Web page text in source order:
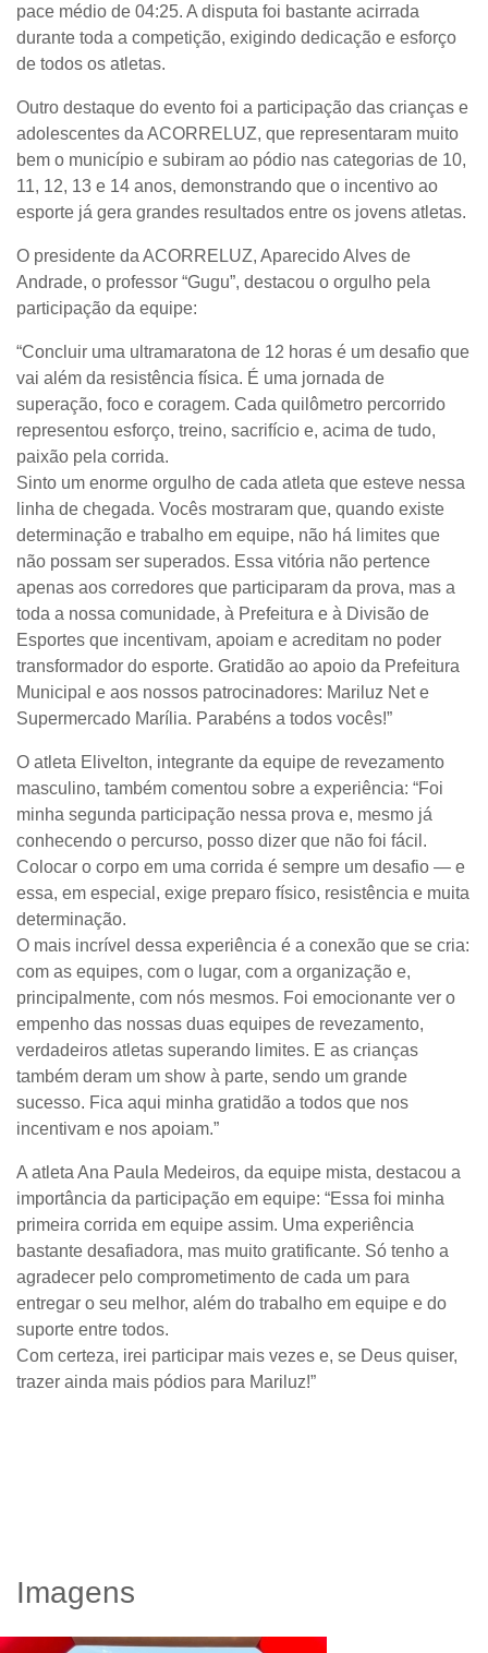
pace médio de 04:25. A disputa foi bastante acirrada
durante toda a competição, exigindo dedicação e esforço
de todos os atletas.
Outro destaque do evento foi a participação das crianças e
adolescentes da ACORRELUZ, que representaram muito
bem o município e subiram ao pódio nas categorias de 10,
11, 12, 13 e 14 anos, demonstrando que o incentivo ao
esporte já gera grandes resultados entre os jovens atletas.
O presidente da ACORRELUZ, Aparecido Alves de
Andrade, o professor “Gugu”, destacou o orgulho pela
participação da equipe:
“Concluir uma ultramaratona de 12 horas é um desafio que
vai além da resistência física. É uma jornada de
superação, foco e coragem. Cada quilômetro percorrido
representou esforço, treino, sacrifício e, acima de tudo,
paixão pela corrida.
Sinto um enorme orgulho de cada atleta que esteve nessa
linha de chegada. Vocês mostraram que, quando existe
determinação e trabalho em equipe, não há limites que
não possam ser superados. Essa vitória não pertence
apenas aos corredores que participaram da prova, mas a
toda a nossa comunidade, à Prefeitura e à Divisão de
Esportes que incentivam, apoiam e acreditam no poder
transformador do esporte. Gratidão ao apoio da Prefeitura
Municipal e aos nossos patrocinadores: Mariluz Net e
Supermercado Marília. Parabéns a todos vocês!”
O atleta Elivelton, integrante da equipe de revezamento
masculino, também comentou sobre a experiência: “Foi
minha segunda participação nessa prova e, mesmo já
conhecendo o percurso, posso dizer que não foi fácil.
Colocar o corpo em uma corrida é sempre um desafio — e
essa, em especial, exige preparo físico, resistência e muita
determinação.
O mais incrível dessa experiência é a conexão que se cria:
com as equipes, com o lugar, com a organização e,
principalmente, com nós mesmos. Foi emocionante ver o
empenho das nossas duas equipes de revezamento,
verdadeiros atletas superando limites. E as crianças
também deram um show à parte, sendo um grande
sucesso. Fica aqui minha gratidão a todos que nos
incentivam e nos apoiam.”
A atleta Ana Paula Medeiros, da equipe mista, destacou a
importância da participação em equipe: “Essa foi minha
primeira corrida em equipe assim. Uma experiência
bastante desafiadora, mas muito gratificante. Só tenho a
agradecer pelo comprometimento de cada um para
entregar o seu melhor, além do trabalho em equipe e do
suporte entre todos.
Com certeza, irei participar mais vezes e, se Deus quiser,
trazer ainda mais pódios para Mariluz!”
Imagens